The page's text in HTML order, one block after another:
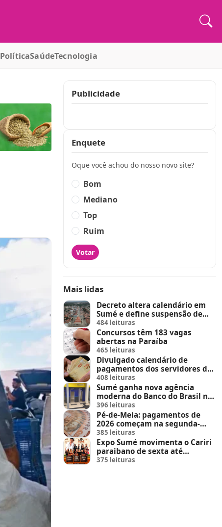
PolíticaSaúdeTecnologia
Publicidade
Enquete
Oque você achou do nosso novo site?
Bom
Mediano
Top
Ruim
Votar
Mais lidas
Decreto altera calendário em
Sumé e define suspensão de
feira de animais e feriados
484 leituras
Concursos têm 183 vagas
abertas na Paraíba
465 leituras
Divulgado calendário de
pagamentos dos servidores do
Estado
408 leituras
Sumé ganha nova agência
moderna do Banco do Brasil no
Sumé Shopping
396 leituras
Pé-de-Meia: pagamentos de
2026 começam na segunda-
feira (23)
385 leituras
Expo Sumé movimenta o Cariri
paraibano de sexta até
domingo
375 leituras